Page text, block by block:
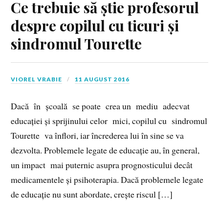
Ce trebuie să știe profesorul
despre copilul cu ticuri și
sindromul Tourette
VIOREL VRABIE 11 AUGUST 2016
Dacă în școală se poate crea un mediu adecvat
educației și sprijinului celor mici, copilul cu sindromul
Tourette va înflori, iar încrederea lui în sine se va
dezvolta. Problemele legate de educație au, în general,
un impact mai puternic asupra prognosticului decât
medicamentele și psihoterapia. Dacă problemele legate
de educație nu sunt abordate, crește riscul […]